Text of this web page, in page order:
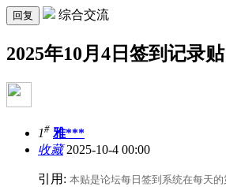
回复 综合交流
2025年10月4日签到记录贴
1# 雅***
收藏2025-10-4 00:00
引用: 本贴是论坛每日签到系统在每天